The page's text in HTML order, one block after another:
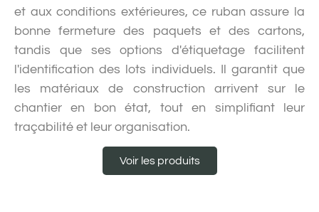
et aux conditions extérieures, ce ruban assure la
bonne fermeture des paquets et des cartons,
tandis que ses options d'étiquetage facilitent
l'identification des lots individuels. Il garantit que
les matériaux de construction arrivent sur le
chantier en bon état, tout en simplifiant leur
traçabilité et leur organisation.
Voir les produits